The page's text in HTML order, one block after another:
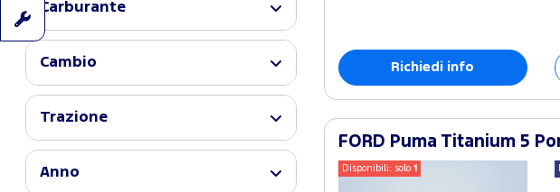
Carburante
Cambio
Trazione
Anno
Richiedi info
FORD Puma Titanium 5
Disponibili: solo 1